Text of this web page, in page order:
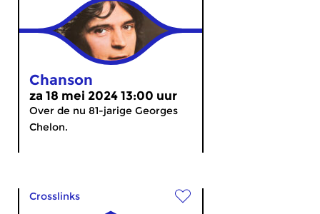
Chanson
za 18 mei 2024 13:00 uur
Over de nu 81-jarige Georges
Chelon.
Crosslinks